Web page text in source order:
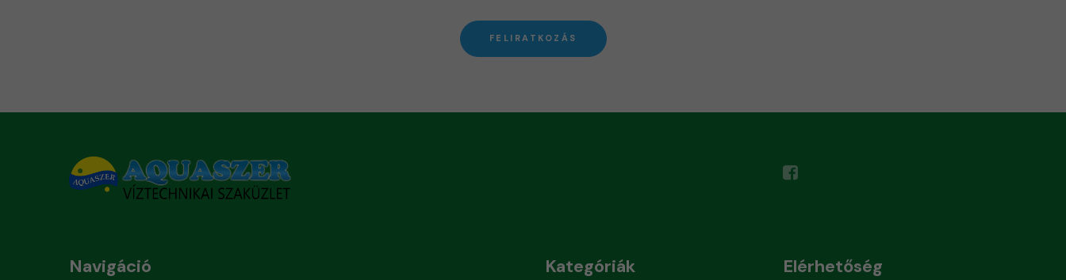
FELIRATKOZÁS
Navigáció Kategóriák Elérhetőség